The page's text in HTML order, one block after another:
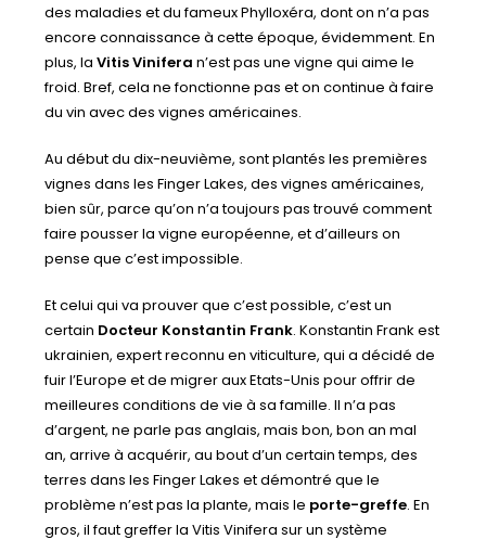
des maladies et du fameux Phylloxéra, dont on n’a pas
encore connaissance à cette époque, évidemment. En
plus, laVitis Vinifera n’est pas une vigne qui aime le
froid. Bref, cela ne fonctionne pas et on continue à faire
du vin avec des vignes américaines.
Au début du dix-neuvième, sont plantés les premières
vignes dans les Finger Lakes, des vignes américaines,
bien sûr, parce qu’on n’a toujours pas trouvé comment
faire pousser la vigne européenne, et d’ailleurs on
pense que c’est impossible.
Et celui qui va prouver que c’est possible, c’est un
certain Docteur Konstantin Frank. Konstantin Frank est
ukrainien, expert reconnu en viticulture, qui a décidé de
fuir l’Europe et de migrer aux Etats-Unis pour offrir de
meilleures conditions de vie à sa famille. Il n’a pas
d’argent, ne parle pas anglais, mais bon, bon an mal
an, arrive à acquérir, au bout d’un certain temps, des
terres dans les Finger Lakes et démontré que le
problème n’est pas la plante, mais le porte-greffe. En
gros, il faut greffer la Vitis Vinifera sur un système